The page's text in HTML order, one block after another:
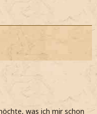
was ich mir schon